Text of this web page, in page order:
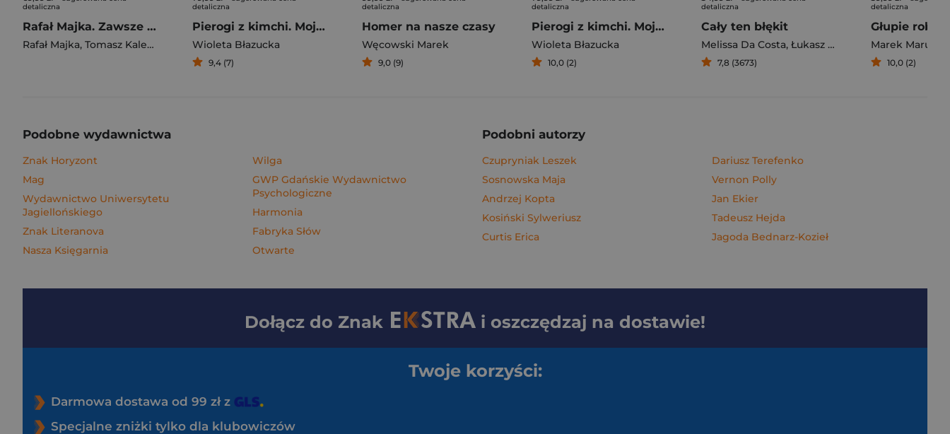
detaliczna
Rafał Majka. Zawsze z przodu. Rozmawia Tomasz Kalemba - książka z autografem
Rafał Majka, Tomasz Kalemba
detaliczna
Pierogi z kimchi. Moje ulubione azjatyckie przepisy
Wioleta Błazucka
9,4 (7)
detaliczna
Homer na nasze czasy
Węcowski Marek
9,0 (9)
detaliczna
Pierogi z kimchi. Moje ulubione azjatyckie przepisy - książka z autografem
Wioleta Błazucka
10,0 (2)
detaliczna
Cały ten błękit
Melissa Da Costa, Łukasz Müller
7,8 (3673)
detaliczna
Marek
10,0 (2)
Podobne wydawnictwa
Znak Horyzont
Mag
Wydawnictwo Uniwersytetu
Jagiellońskiego
Znak Literanova
Nasza Księgarnia
Wilga
GWP Gdańskie Wydawnictwo
Psychologiczne
Harmonia
Fabryka Słów
Otwarte
Podobni autorzy
Czupryniak Leszek
Sosnowska Maja
Andrzej Kopta
Kosiński Sylweriusz
Curtis Erica
Dariusz Terefenko
Vernon Polly
Jan Ekier
Tadeusz Hejda
Jagoda Bednarz-Kozieł
Dołącz do Znak i oszczędzaj na dostawie!
Twoje korzyści:
Darmowa dostawa od 99 zł z
Specjalne zniżki tylko dla klubowiczów